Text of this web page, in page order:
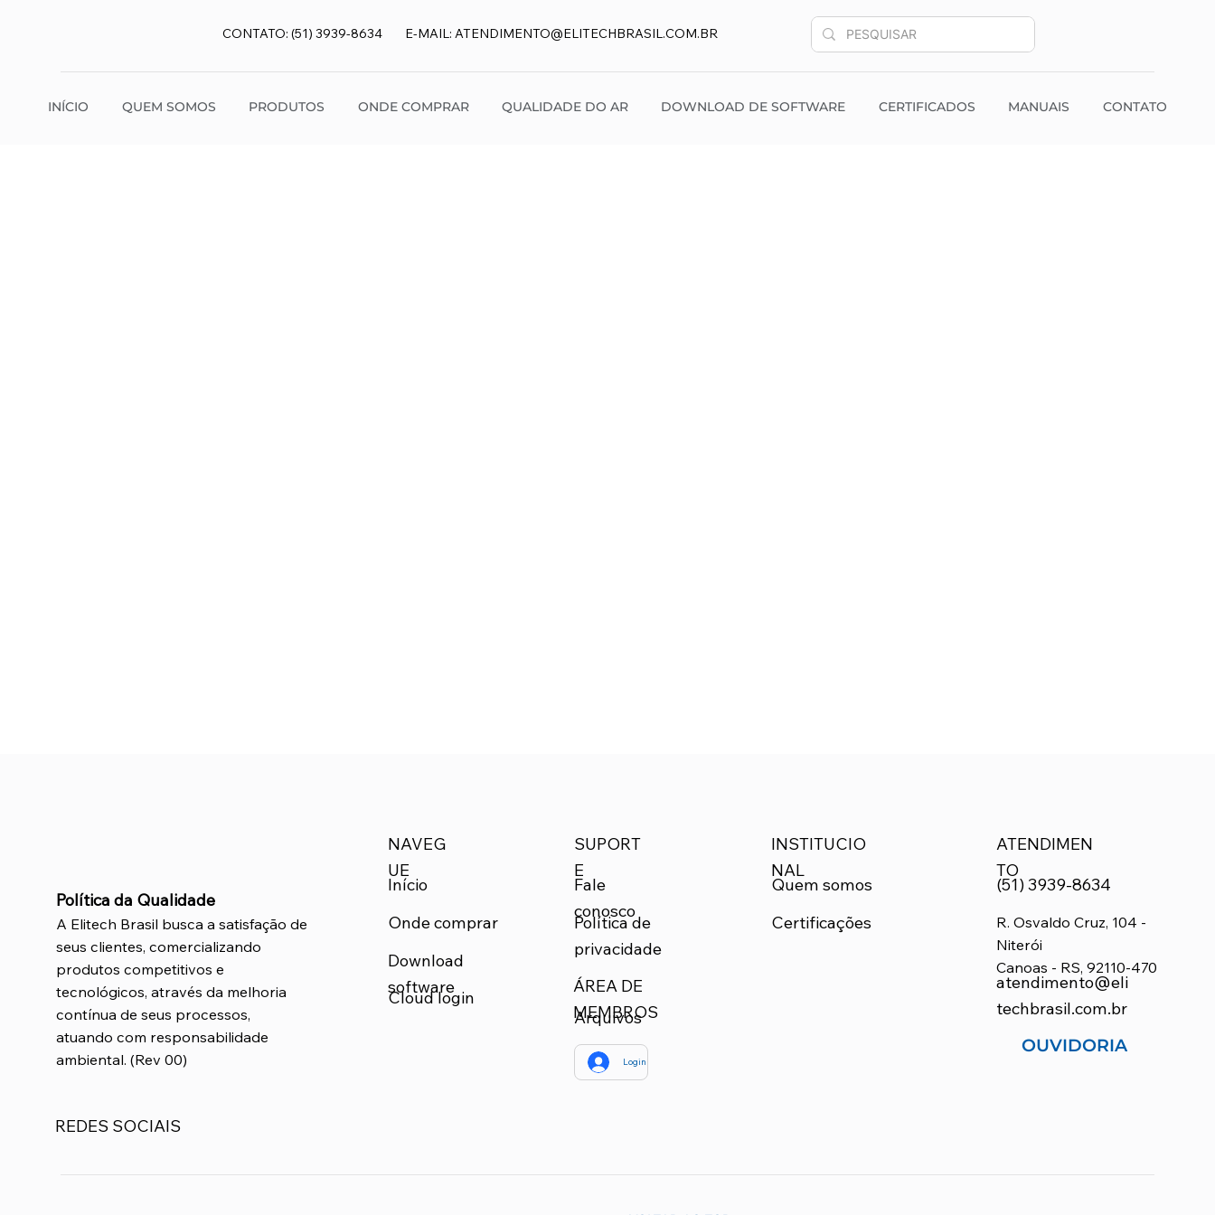
CONTATO: (51) 3939-8634 E-MAIL:ATENDIMENTO@ELITECHBRASIL.COM.BR
INÍCIO QUEM SOMOS PRODUTOS ONDE COMPRAR QUALIDADE DO AR DOWNLOAD DE SOFTWARE CERTIFICADOS MANUAIS CONTATO
Política da Qualidade
A Elitech Brasil busca a satisfação de
seus clientes, comercializando
produtos competitivos e
tecnológicos, através da melhoria
contínua de seus processos,
atuando com responsabilidade
ambiental. (Rev 00)
REDES SOCIAIS
NAVEG
UE
Início
Onde comprar
Download
software
Cloud login
SUPORT
E
Fale
conosco
Política de
privacidade
ÁREA DE
MEMBROS
Arquivos
Login
OUVIDORIA
INSTITUCIO
NAL
Quem somos
Certificações
ATENDIMEN
TO
(51) 3939-8634
R. Osvaldo Cruz, 104 -
Niterói
Canoas - RS, 92110-470
atendimento@eli
techbrasil.com.br